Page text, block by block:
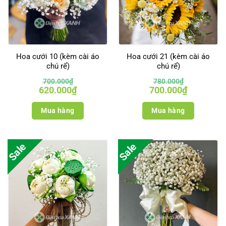
Hoa cưới 10 (kèm cài áo
chú rể)
700.000₫
Giá
gốc
là:
700.000₫.
620.000₫Giá
hiện
tại
Mua hàng
Hoa cưới 21 (kèm cài áo
chú rể)
780.000₫
Giá
gốc
là:
780.000₫.
700.000₫Giá
hiện
tại
Mua hàng
Sale Sale